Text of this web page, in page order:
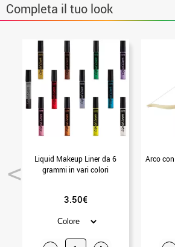
Completa il tuo look
Liquid Makeup Liner da 6
grammi in vari colori
3.50€
Arco